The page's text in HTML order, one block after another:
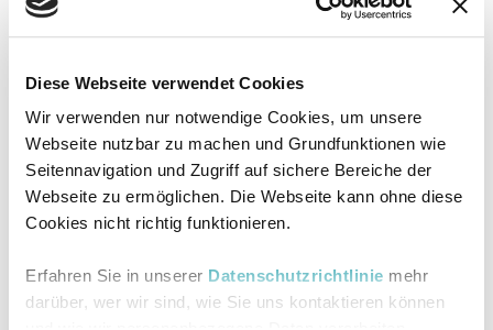
Diese Webseite verwendet Cookies
Wir verwenden nur notwendige Cookies, um unsere
Webseite nutzbar zu machen und Grundfunktionen wie
Seitennavigation und Zugriff auf sichere Bereiche der
Webseite zu ermöglichen. Die Webseite kann ohne diese
Cookies nicht richtig funktionieren.
Erfahren Sie in unserer Datenschutzrichtlinie mehr
darüber, wer wir sind, wie Sie uns kontaktieren können